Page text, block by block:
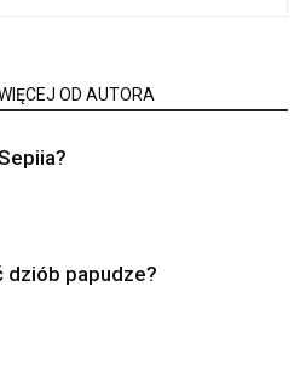
OD AUTORA
dziób papudze?